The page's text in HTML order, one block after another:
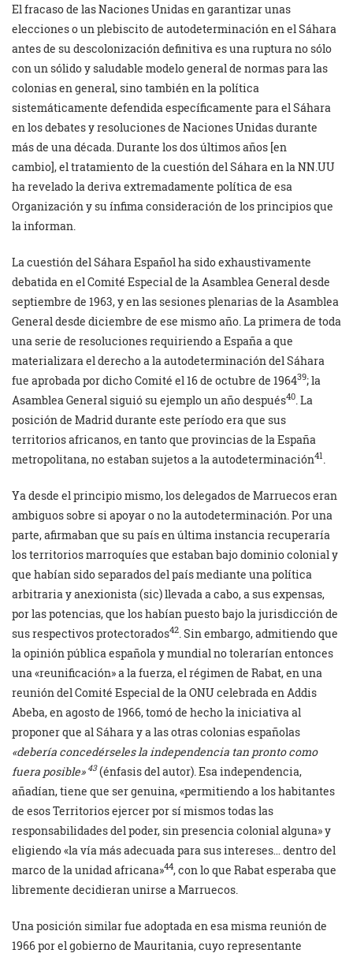
El fracaso de las Naciones Unidas en garantizar unas
elecciones o un plebiscito de autodeterminación en el Sáhara
antes de su descolonización definitiva es una ruptura no sólo
con un sólido y saludable modelo general de normas para las
colonias en general, sino también en la política
sistemáticamente defendida específicamente para el Sáhara
en los debates y resoluciones de Naciones Unidas durante
más de una década. Durante los dos últimos años [en
cambio],el tratamiento de la cuestión del Sáhara en la NN.UU
ha revelado la deriva extremadamente política de esa
Organización y su ínfima consideración de los principios que
la informan.
La cuestión del Sáhara Español ha sido exhaustivamente
debatida en el Comité Especial de la Asamblea General desde
septiembre de 1963, y en las sesiones plenarias de la Asamblea
General desde diciembre de ese mismo año. La primera de toda
una serie de resoluciones requiriendo a España a que
materializara el derecho a la autodeterminación del Sáhara
fue aprobada por dicho Comité el 16 de octubre de 196439; la
Asamblea General siguió su ejemplo un año después40 . La
posición de Madrid durante este período era que sus
territorios africanos, en tanto que provincias de la España
metropolitana, no estaban sujetos a la autodeterminación41
Ya desde el principio mismo, los delegados de Marruecos eran
ambiguos sobre si apoyar o no la autodeterminación. Por una
parte, afirmaban que su país en última instancia recuperaría
los territorios marroquíes que estaban bajo dominio colonial y
que habían sido separados del país mediante una política
arbitraria y anexionista (sic) llevada a cabo, a sus expensas,
por las potencias, que los habían puesto bajo la jurisdicción de
sus respectivos protectorados42 . Sin embargo, admitiendo que
la opinión pública española y mundial no tolerarían entonces
una «reunificación» a la fuerza, el régimen de Rabat, en una
reunión del Comité Especial de la ONU celebrada en Addis
Abeba, en agosto de 1966, tomó de hecho la iniciativa al
proponer que al Sáhara y a las otras colonias españolas
«debería concedérseles la independencia tan pronto como
fuera posible» 43(énfasis del autor). Esa independencia,
añadían, tiene que ser genuina, «permitiendo a los habitantes
de esos Territorios ejercer por sí mismos todas las
responsabilidades del poder, sin presencia colonial alguna» y
eligiendo «la vía más adecuada para sus intereses… dentro del
marco de la unidad africana»44, con lo que Rabat esperaba que
libremente decidieran unirse a Marruecos.
Una posición similar fue adoptada en esa misma reunión de
1966 por el gobierno de Mauritania, cuyo representante